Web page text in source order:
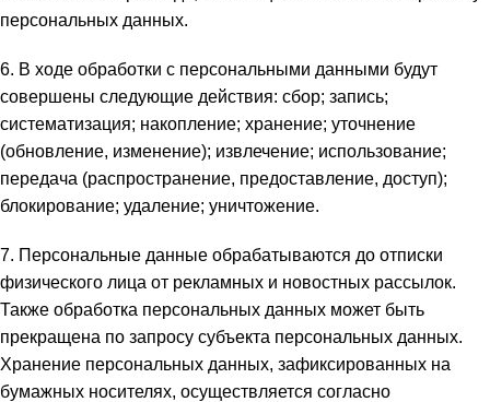
персональных данных.
6. В ходе обработки с персональными данными будут
совершены следующие действия: сбор; запись;
систематизация; накопление; хранение; уточнение
(обновление, изменение); извлечение; использование;
передача (распространение, предоставление, доступ);
блокирование; удаление; уничтожение.
7. Персональные данные обрабатываются до отписки
физического лица от рекламных и новостных рассылок.
Также обработка персональных данных может быть
прекращена по запросу субъекта персональных данных.
Хранение персональных данных, зафиксированных на
бумажных носителях, осуществляется согласно